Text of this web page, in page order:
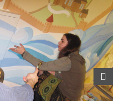
Next